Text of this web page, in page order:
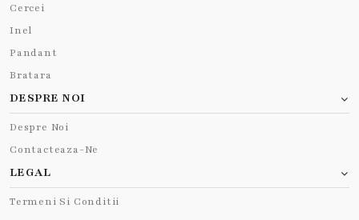
Cercei
Inel
Pandant
Bratara
DESPRE NOI
Despre Noi
Contacteaza-Ne
LEGAL
Termeni Si Conditii